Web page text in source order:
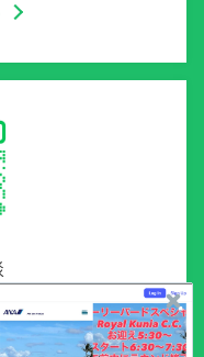
追加をしてくだ